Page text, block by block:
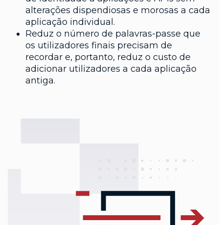
alterações dispendiosas e morosas a cada
aplicação individual.
Reduz o número de palavras-passe que
os utilizadores finais precisam de
recordar e, portanto, reduz o custo de
adicionar utilizadores a cada aplicação
antiga.